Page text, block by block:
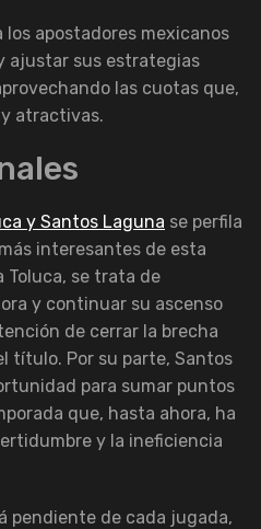
los apostadores mexicanos
ajustar sus estrategias
las cuotas que,
atractivas.
y Santos Laguna se perfila
interesantes de esta
Toluca, se trata de
y continuar su ascenso
de cerrar la brecha
título. Por su parte, Santos
para sumar puntos
que, hasta ahora, ha
y la ineficiencia
pendiente de cada jugada,